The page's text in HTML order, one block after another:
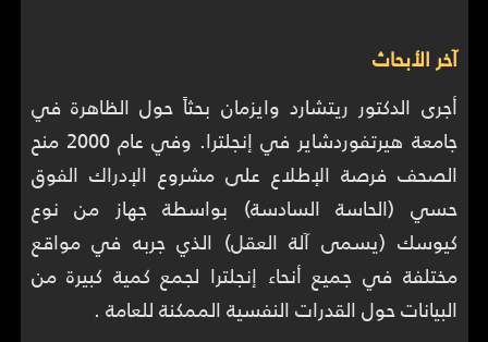
آخر الأبحاث
أجرى الدكتور ريتشارد وايزمان بحثاً حول الظاهرة في
جامعة هيرتفوردشاير في إنجلترا. وفي عام 2000 منح
الصحف فرصة الإطلاع على مشروع الإدراك الفوق
حسي (الحاسة السادسة) بواسطة جهاز من نوع
كيوسك (يسمى آلة العقل) الذي جربه في مواقع
مختلفة في جميع أنحاء إنجلترا لجمع كمية كبيرة من
البيانات حول القدرات النفسية الممكنة للعامة .